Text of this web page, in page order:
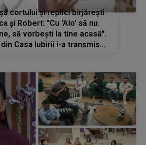
cortului şi replici birjăreşti
și Robert: "Cu 'Alo' să nu
să vorbești la tine acasă".
Casa Iubirii i-a transmis